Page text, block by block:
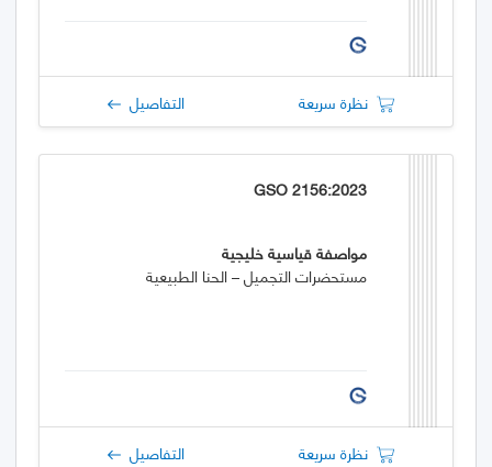
نظرة سريعة التفاصيل
GSO 2156:2023
مواصفة قياسية خليجية
مستحضرات التجميل – الحنا الطبيعية
نظرة سريعة التفاصيل